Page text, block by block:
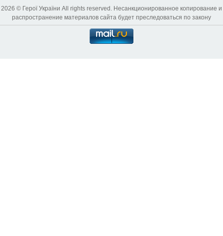
2026 © Герої України All rights reserved. Несанкционированное копирование и
распространение материалов сайта будет преследоваться по закону